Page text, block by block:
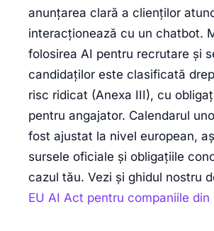
anunțarea clară a clienților
interacționează cu un chatbot.
folosirea AI pentru recrutare și
candidaților este clasificată
risc ridicat (Anexa III), cu
pentru angajator. Calendarul
fost ajustat la nivel european,
sursele oficiale și obligațiile
cazul tău. Vezi și ghidul nostru
EU AI Act pentru companiile din